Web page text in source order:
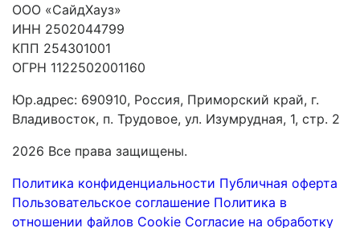
ООО «СайдХауз»
ИНН 2502044799
КПП 254301001
ОГРН 1122502001160
Юр.адрес: 690910, Россия, Приморский край, г.
Владивосток, п. Трудовое, ул. Изумрудная, 1, стр. 2
2026 Все права защищены.
Политика конфиденциальности Публичная оферта
Пользовательское соглашение Политика в
отношении файлов Cookie Согласие на обработку